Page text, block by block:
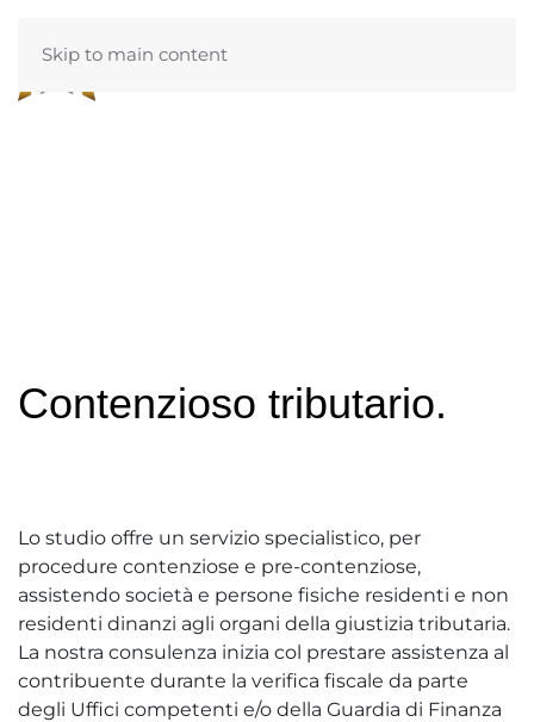
Skip to main content
Contenzioso tributario.
Lo studio offre un servizio specialistico, per
procedure contenziose e pre-contenziose,
assistendo società e persone fisiche residenti e non
residenti dinanzi agli organi della giustizia tributaria.
La nostra consulenza inizia col prestare assistenza al
contribuente durante la verifica fiscale da parte
degli Uffici competenti e/o della Guardia di Finanza